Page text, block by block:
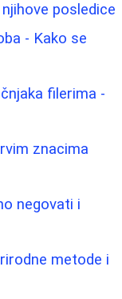
posledice
- Kako se
filerima -
znacima
negovati i
metode i